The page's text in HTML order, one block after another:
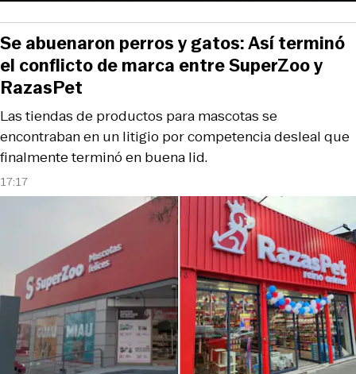
17:17
Las tiendas de productos para mascotas se
encontraban en un litigio por competencia desleal que
finalmente terminó en buena lid.
Se abuenaron perros y gatos: Así terminó
el conflicto de marca entre SuperZoo y
RazasPet